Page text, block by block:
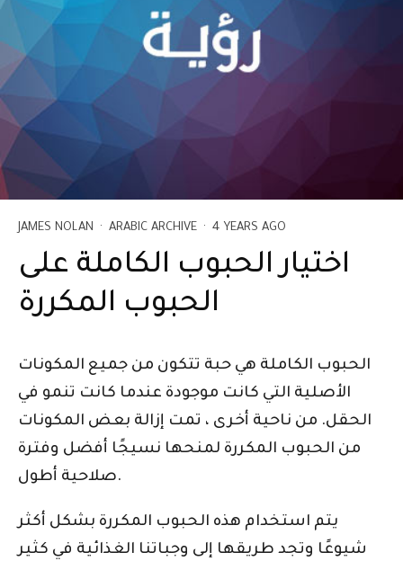
JAMES NOLAN · ARABIC ARCHIVE · 4 YEARS AGO
اختيار الحبوب الكاملة على
الحبوب المكررة
الحبوب الكاملة هي حبة تتكون من جميع المكونات
الأصلية التي كانت موجودة عندما كانت تنمو في
الحقل. من ناحية أخرى ، تمت إزالة بعض المكونات
من الحبوب المكررة لمنحها نسيجًا أفضل وفترة
صلاحية أطول.
يتم استخدام هذه الحبوب المكررة بشكل أكثر
شيوعًا وتجد طريقها إلى وجباتنا الغذائية في كثير